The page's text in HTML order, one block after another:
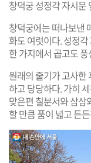
창덕궁 성정각 자시문
창덕궁에는 떠나보낸
화도 여럿이다. 성정
한 가지에서 곱고도
원래의 줄기가 고사한
하고 당당하다. 가히
맞은편 칠분서와 삼삼
할 만큼 품이 넓고 든